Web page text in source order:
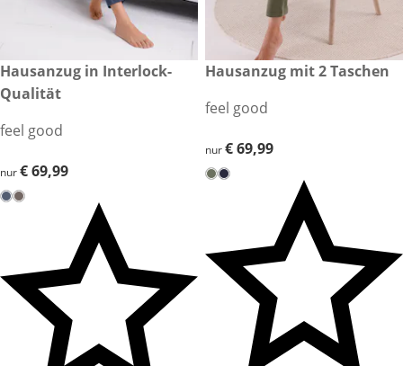
€ 69,99
Hausanzug in Interlock-
Qualität
feel good
€ 69,99
nur€ 69,99
€ 69,99
Hausanzug mit 2 Taschen
feel good
€ 69,99
nur€ 69,99